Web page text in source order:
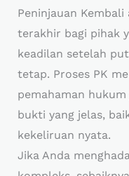
Peninjauan
terakhir bagi pihak
keadilan setelah
tetap. Proses PK
pemahaman
bukti yang jelas,
kekeliruan nyata.
Jika Anda